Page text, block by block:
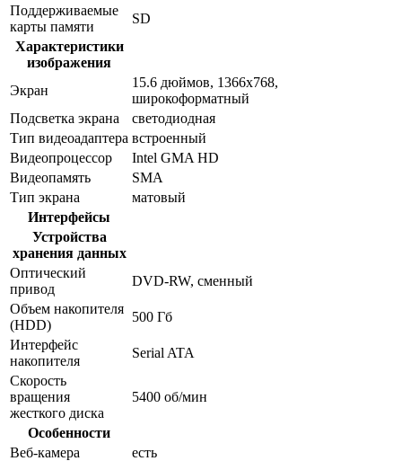
Поддерживаемые
карты памяти
SD
Характеристики
изображения
Экран
15.6 дюймов, 1366x768,
широкоформатный
Подсветка экрана
светодиодная
Тип видеоадаптера встроенный
Видеопроцессор
Intel GMA HD
Видеопамять
SMA
Тип экрана
матовый
Интерфейсы
Устройства
хранения данных
Оптический
привод
DVD-RW, сменный
Объем накопителя
(HDD)
500 Гб
Интерфейс
накопителя
Serial ATA
Скорость
вращения
жесткого диска
5400 об/мин
Особенности
Веб-камера
есть